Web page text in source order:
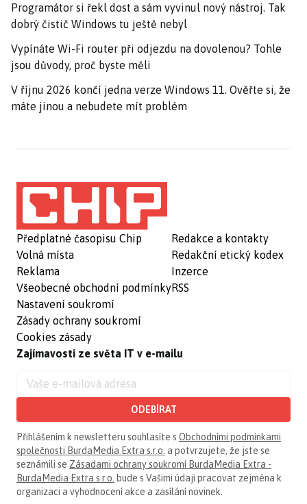
Programátor si řekl dost a sám vyvinul nový nástroj. Tak
dobrý čistič Windows tu ještě nebyl
Vypínáte Wi-Fi router při odjezdu na dovolenou? Tohle
jsou důvody, proč byste měli
V říjnu 2026 končí jedna verze Windows 11. Ověřte si, že
máte jinou a nebudete mít problém
Předplatné časopisu Chip
Volná místa
Reklama
Všeobecné obchodní podmínky
Nastavení soukromí
Zásady ochrany soukromí
Cookies zásady
Redakce a kontakty
Redakční etický kodex
Inzerce
RSS
Zajímavosti ze světa IT v e-mailu
ODEBÍRAT
Přihlášením k newsletteru souhlasíte s Obchodními podmínkami
společnosti BurdaMedia Extra s.r.o. a potvrzujete, že jste se
seznámili se Zásadami ochrany soukromí BurdaMedia Extra -
BurdaMedia Extra s.r.o. bude s Vašimi údaji pracovat zejména k
organizaci a vyhodnocení akce a zasílání novinek.